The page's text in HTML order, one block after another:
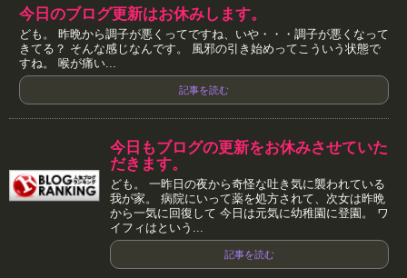
今日のブログ更新はお休みします。
ども。 昨晩から調子が悪くってですね、いや・・・調子が悪くなって
きてる？ そんな感じなんです。 風邪の引き始めってこういう状態で
すね。 喉が痛い...
記事を読む
今日もブログの更新をお休みさせていた
だきます。
ども。 一昨日の夜から奇怪な吐き気に襲われている
我が家。 病院にいって薬を処方されて、次女は昨晩
から一気に回復して 今日は元気に幼稚園に登園。 ワ
イフィはという...
記事を読む